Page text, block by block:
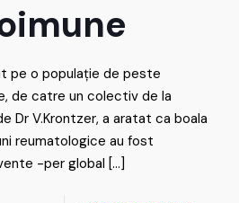
pe o populație de peste
de catre un colectiv de la
Dr V.Krontzer, a aratat ca boala
reumatologice au fost
-per global […]